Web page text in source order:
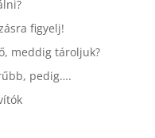
figyelj!
meddig tároljuk?
pedig….